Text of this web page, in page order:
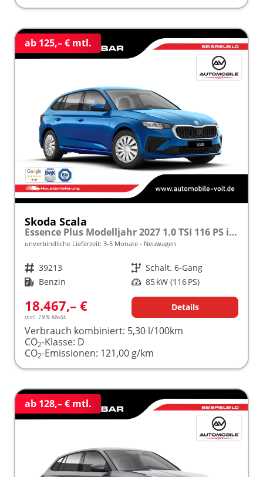
ab 125,– € mtl.
Skoda Scala
Essence Plus Modelljahr 2027 1.0 TSI 116 PS inkl. 5 J. Garantie frei konfigurierbar
unverbindliche Lieferzeit: 3-5 Monate Neuwagen
Fahrzeugnr. 39213 Getriebe Schalt. 6-Gang
Kraftstoff Benzin Leistung 85 kW (116 PS)
18.467,– €
incl. 19% MwSt.
Details
Verbrauch kombiniert: 5,30 l/100km
CO2-Klasse: D
CO2-Emissionen: 121,00 g/km
ab 128,– € mtl.